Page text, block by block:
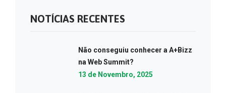
NOTÍCIAS RECENTES
Não conseguiu conhecer a A+Bizz
na Web Summit?
13 de Novembro, 2025